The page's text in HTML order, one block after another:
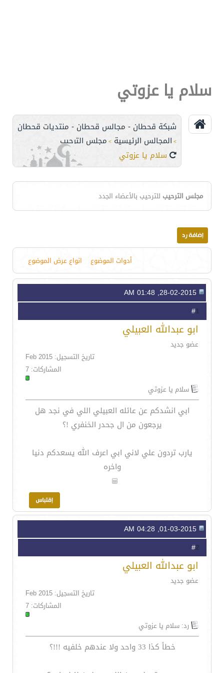
سلام يا عزوتي
شبكة قحطان - مجالس قحطان - منتديات قحطان
> المجالس الرئيسية > مجلس الترحيب
سلام يا عزوتي
مجلس الترحيب للترحيب بالأعضاء الجدد
أدوات الموضوع انواع عرض الموضوع
1
ابو عبدالله العبيلي
عضو جديد
تاريخ التسجيل: Feb 2015
المشاركات: 7
سلام يا عزوتي
ابي انشدكم عن عائله العبيلي اللي في نجد هل
يرجعون من ال جحدر الخنفري !؟
يارب تردون علي لاني ابي اعرف الله يسعدكم دنيا
واخره
2
ابو عبدالله العبيلي
عضو جديد
تاريخ التسجيل: Feb 2015
المشاركات: 7
رد: سلام يا عزوتي
خطأ كذا 33 واحد ولا عندهم خلفيه !!!؟